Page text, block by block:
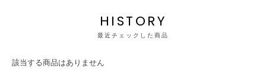
HISTORY
最近チェックした商品
該当する商品はありません